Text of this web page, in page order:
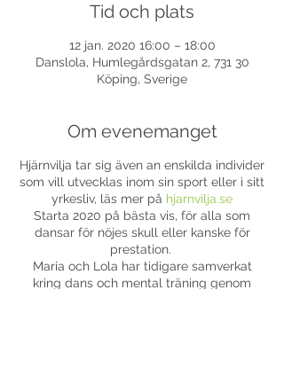
Tid och plats
12 jan. 2020 16:00 – 18:00
Danslola, Humlegårdsgatan 2, 731 30
Köping, Sverige
Om evenemanget
Hjärnvilja tar sig även an enskilda individer
som vill utvecklas inom sin sport eller i sitt
yrkesliv, läs mer på hjarnvilja.se
Starta 2020 på bästa vis, för alla som
dansar för nöjes skull eller kanske för
prestation.
Maria och Lola har tidigare samverkat
kring dans och mental träning genom